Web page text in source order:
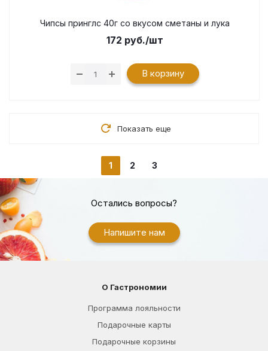
Чипсы принглс 40г со вкусом сметаны и лука
172 руб./шт
В корзину
Показать еще
1 2 3
Остались вопросы?
Напишите нам
О Гастрономии
Программа лояльности
Подарочные карты
Подарочные корзины